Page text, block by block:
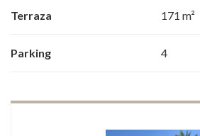
Terraza 171 m²
Parking 4